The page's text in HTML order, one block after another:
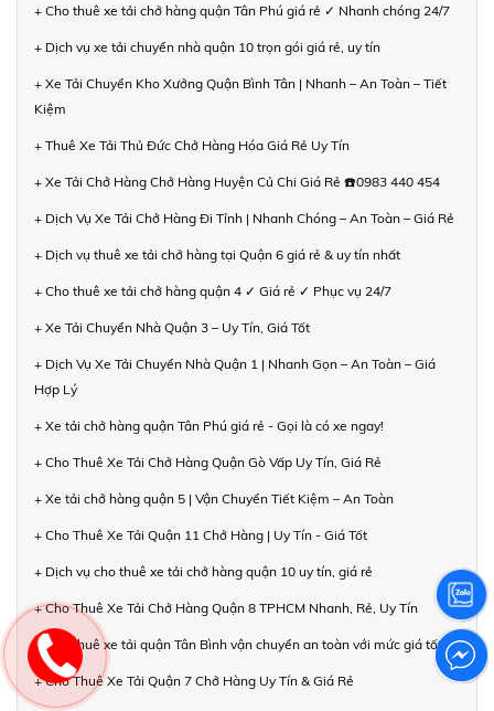
+ Cho thuê xe tải chở hàng quận Tân Phú giá rẻ ✓ Nhanh chóng 24/7
+ Dịch vụ xe tải chuyển nhà quận 10 trọn gói giá rẻ, uy tín
+ Xe Tải Chuyển Kho Xưởng Quận Bình Tân | Nhanh – An Toàn – Tiết
Kiệm
+ Thuê Xe Tải Thủ Đức Chở Hàng Hóa Giá Rẻ Uy Tín
+ Xe Tải Chở Hàng Chở Hàng Huyện Củ Chi Giá Rẻ ☎️0983 440 454
+ Dịch Vụ Xe Tải Chở Hàng Đi Tỉnh | Nhanh Chóng – An Toàn – Giá Rẻ
+ Dịch vụ thuê xe tải chở hàng tại Quận 6 giá rẻ & uy tín nhất
+ Cho thuê xe tải chở hàng quận 4 ✓ Giá rẻ ✓ Phục vụ 24/7
+ Xe Tải Chuyển Nhà Quận 3 – Uy Tín, Giá Tốt
+ Dịch Vụ Xe Tải Chuyển Nhà Quận 1 | Nhanh Gọn – An Toàn – Giá
Hợp Lý
+ Xe tải chở hàng quận Tân Phú giá rẻ - Gọi là có xe ngay!
+ Cho Thuê Xe Tải Chở Hàng Quận Gò Vấp Uy Tín, Giá Rẻ
+ Xe tải chở hàng quận 5 | Vận Chuyển Tiết Kiệm – An Toàn
+ Cho Thuê Xe Tải Quận 11 Chở Hàng | Uy Tín - Giá Tốt
+ Dịch vụ cho thuê xe tải chở hàng quận 10 uy tín, giá rẻ
+ Cho Thuê Xe Tải Chở Hàng Quận 8 TPHCM Nhanh, Rẻ, Uy Tín
+ Cho thuê xe tải quận Tân Bình vận chuyển an toàn với mức giá tốt
+ Cho Thuê Xe Tải Quận 7 Chở Hàng Uy Tín & Giá Rẻ